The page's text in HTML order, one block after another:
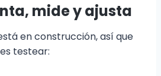
mide y ajusta
en construcción, así que
testear: